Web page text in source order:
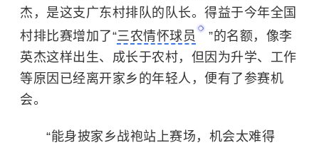
杰，是这支广东村排队的队长。得益于今年全国
村排比赛增加了“三农情怀球员
”的名额，像李
英杰这样出生、成长于农村，但因为升学、工作
等原因已经离开家乡的年轻人，便有了参赛机
会。
“能身披家乡战袍站上赛场，机会太难得